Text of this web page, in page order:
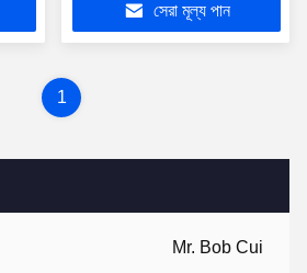
Mr. Bob Cui
সেরা মূল্য পান
1